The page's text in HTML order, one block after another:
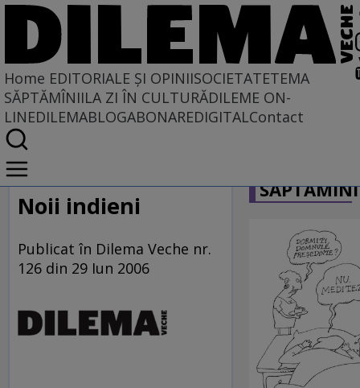
Home EDITORIALE ȘI OPINIISOCIETATETEMA
SĂPTĂMÎNIILA ZI ÎN CULTURĂDILEME ON-
LINEDILEMABLOGABONAREDIGITALContact
Home
EDITORIALE ȘI OPINII
PE CE LUME TRĂIM
Noii indieni
Publicat în Dilema Veche nr.
126 din 29 Iun 2006